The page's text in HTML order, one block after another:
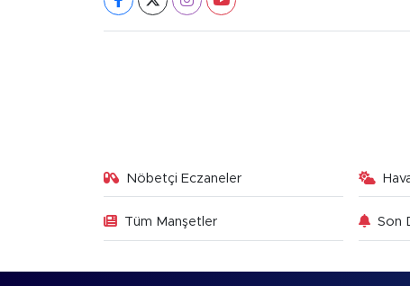
Nöbetçi Eczaneler
Tüm Manşetler Son